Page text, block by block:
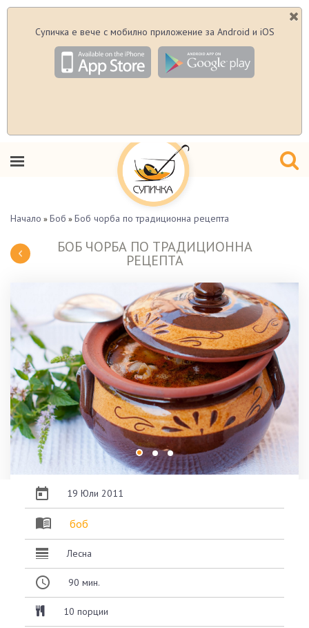
Супичка е вече с мобилно приложение за Android и iOS
Начало » Боб » Боб чорба по традиционна рецепта
БОБ ЧОРБА ПО ТРАДИЦИОННА
РЕЦЕПТА
19 Юли 2011
боб
Лесна
90 мин.
10 порции